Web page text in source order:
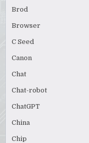
Brod
Browser
C Seed
Canon
Chat
Chat-robot
ChatGPT
China
Chip